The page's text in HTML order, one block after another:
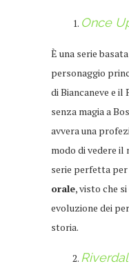
Once
È una serie
personaggio
di Biancaneve e il
senza magia a
avvera una
modo di vedere il
serie perfetta
orale, visto che
evoluzione dei
storia.